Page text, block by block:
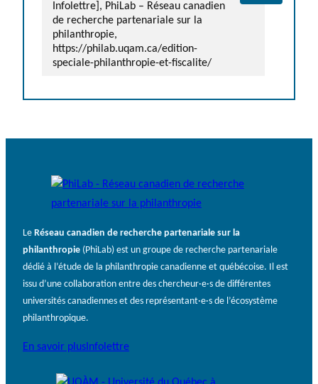
Infolettre], PhiLab – Réseau canadien
de recherche partenariale sur la
philanthropie,
https://philab.uqam.ca/edition-
speciale-philanthropie-et-fiscalite/
Le Réseau canadien de recherche partenariale sur la
philanthropie (PhiLab) est un groupe de recherche partenariale
dédié à l’étude de la philanthropie canadienne et québécoise. Il est
issu d’une collaboration entre des chercheur·e·s de différentes
universités canadiennes et des représentant·e·s de l’écosystème
philanthropique.
En savoir plus Infolettre